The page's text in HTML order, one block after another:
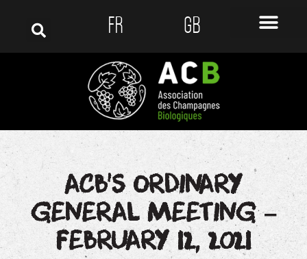
FR GB
ACB’S ORDINARY
GENERAL MEETING –
FEBRUARY 12, 2021